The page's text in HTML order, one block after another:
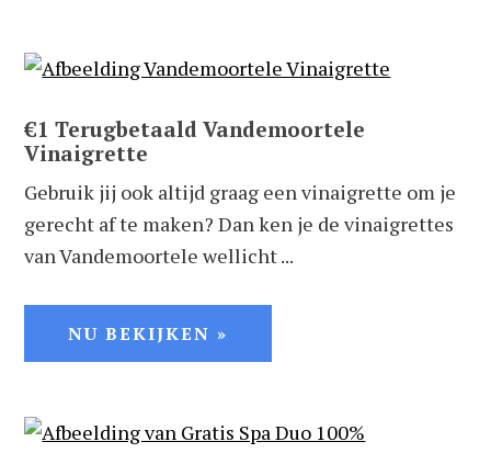
€1 Terugbetaald Vandemoortele
Vinaigrette
Gebruik jij ook altijd graag een vinaigrette om je
gerecht af te maken? Dan ken je de vinaigrettes
van Vandemoortele wellicht ...
NU BEKIJKEN »